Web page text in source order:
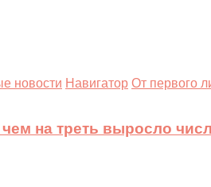
новости Навигатор От первого
на треть выросло